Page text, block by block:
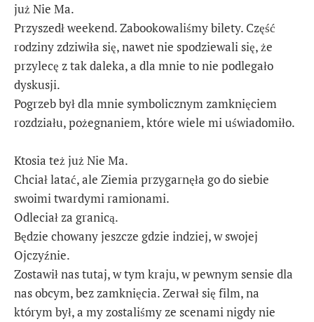
już Nie Ma.
Przyszedł weekend. Zabookowaliśmy bilety. Część
rodziny zdziwiła się, nawet nie spodziewali się, że
przylecę z tak daleka, a dla mnie to nie podlegało
dyskusji.
Pogrzeb był dla mnie symbolicznym zamknięciem
rozdziału, pożegnaniem, które wiele mi uświadomiło.
Ktosia też już Nie Ma.
Chciał latać, ale Ziemia przygarnęła go do siebie
swoimi twardymi ramionami.
Odleciał za granicą.
Będzie chowany jeszcze gdzie indziej, w swojej
Ojczyźnie.
Zostawił nas tutaj, w tym kraju, w pewnym sensie dla
nas obcym, bez zamknięcia. Zerwał się film, na
którym był, a my zostaliśmy ze scenami nigdy nie